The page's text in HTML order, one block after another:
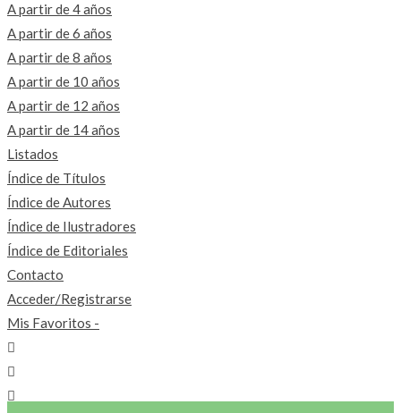
A partir de 4 años
A partir de 6 años
A partir de 8 años
A partir de 10 años
A partir de 12 años
A partir de 14 años
Listados
Índice de Títulos
Índice de Autores
Índice de Ilustradores
Índice de Editoriales
Contacto
Acceder/Registrarse
Mis Favoritos -